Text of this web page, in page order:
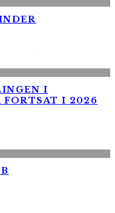
I
FORTSAT I 2026